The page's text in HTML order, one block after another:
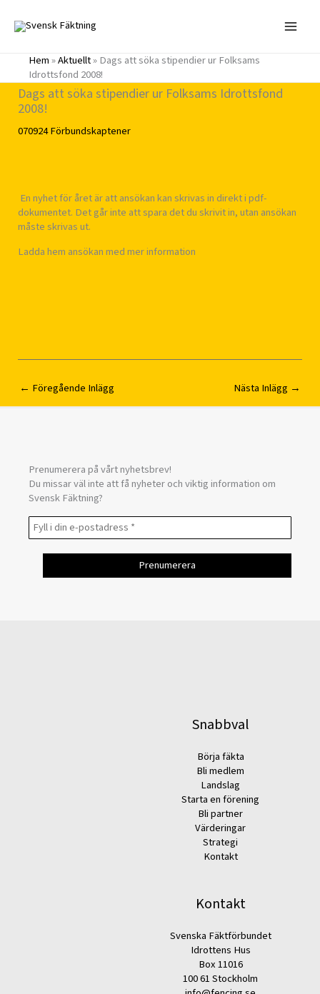
innehåll
Hem»Aktuellt»Dags att söka stipendier ur Folksams
Idrottsfond 2008!
Dags att söka stipendier ur Folksams Idrottsfond
2008!
070924Förbundskaptener
En nyhet för året är att ansökan kan skrivas in direkt i pdf-
dokumentet. Det går inte att spara det du skrivit in, utan ansökan
måste skrivas ut.
Ladda hem ansökan med mer information
← Föregående Inlägg Nästa Inlägg →
Prenumerera på vårt nyhetsbrev!
Du missar väl inte att få nyheter och viktig information om
Svensk Fäktning?
Snabbval
Börja fäkta
Bli medlem
Landslag
Starta en förening
Bli partner
Värderingar
Strategi
Kontakt
Kontakt
Svenska Fäktförbundet
Idrottens Hus
Box 11016
100 61 Stockholm